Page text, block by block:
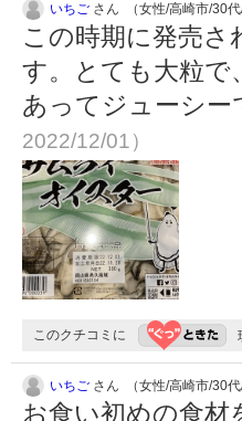
いちご さん （女性/高崎市/30代/
この時期に発売
す。とても大粒で
あってジューシ
2022/12/01）
このクチコミに
いちご さん （女性/高崎市/30代/
お食い初めの食